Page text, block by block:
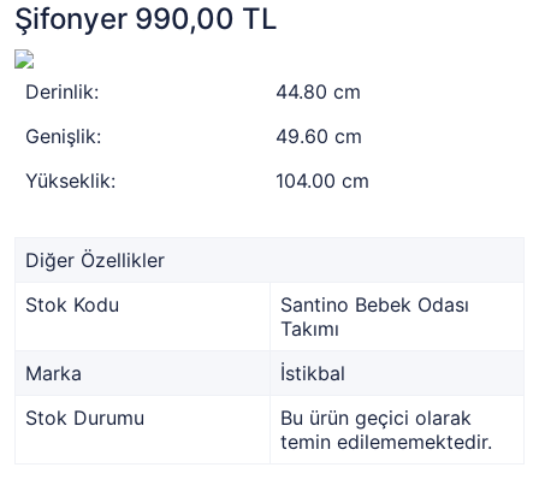
Şifonyer 990,00 TL
Derinlik:
44.80 cm
Genişlik:
49.60 cm
Yükseklik:
104.00 cm
Diğer Özellikler
Stok Kodu
Santino Bebek Odası
Takımı
Marka
İstikbal
Stok Durumu
Bu ürün geçici olarak
temin edilememektedir.